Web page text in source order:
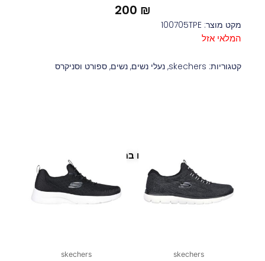
200 ₪
מקט מוצר: 100705TPE
המלאי אזל
קטגוריות: skechers
, נעלי נשים, נשים, ספורט וסניקרס
פריטים נוספים במיוחד בשבילך
skechers
skechers